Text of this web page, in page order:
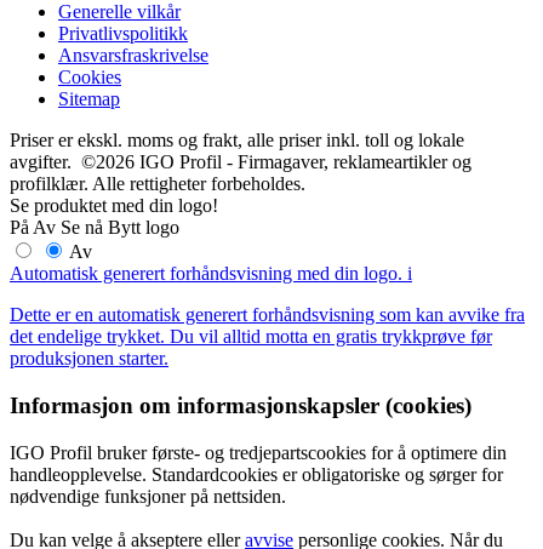
Generelle vilkår
Privatlivspolitikk
Ansvarsfraskrivelse
Cookies
Sitemap
Priser er ekskl. moms og frakt, alle priser inkl. toll og lokale
avgifter. ©2026 IGO Profil - Firmagaver, reklameartikler og
profilklær. Alle rettigheter forbeholdes.
Se produktet med din logo!
På Av Se nå Bytt logo
Av
Automatisk generert forhåndsvisning med din logo. i
Dette er en automatisk generert forhåndsvisning som kan avvike fra
det endelige trykket. Du vil alltid motta en gratis trykkprøve før
produksjonen starter.
Informasjon om informasjonskapsler (cookies)
IGO Profil bruker første- og tredjepartscookies for å optimere din
handleopplevelse. Standardcookies er obligatoriske og sørger for
nødvendige funksjoner på nettsiden.
Du kan velge å akseptere elleravvise personlige cookies. Når du